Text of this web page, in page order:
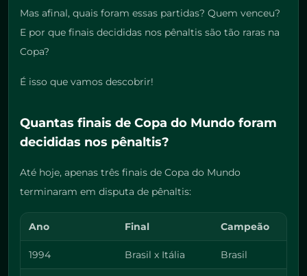
Mas afinal, quais foram essas partidas? Quem venceu?
E por que finais decididas nos pênaltis são tão raras na
Copa?
É isso que vamos descobrir!
Quantas finais de Copa do Mundo foram
decididas nos pênaltis?
Até hoje, apenas três finais de Copa do Mundo
terminaram em disputa de pênaltis:
Ano Final Campeão
1994 Brasil x Itália Brasil